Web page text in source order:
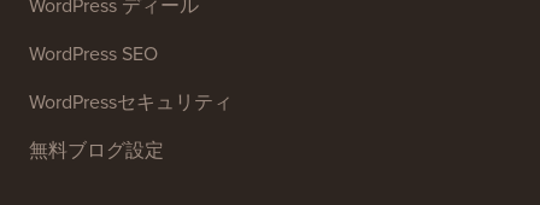
WordPressコース
WordPress 用語集
WordPress製品レビュー